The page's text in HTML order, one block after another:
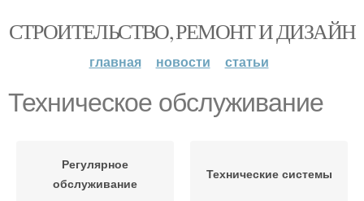
СТРОИТЕЛЬСТВО, РЕМОНТ И ДИЗАЙН
главная новости статьи
Техническое обслуживание
Регулярное
обслуживание
Технические системы